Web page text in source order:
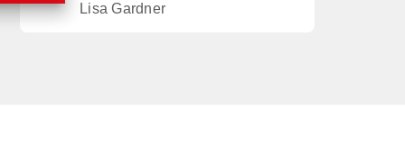
Lisa Gardner